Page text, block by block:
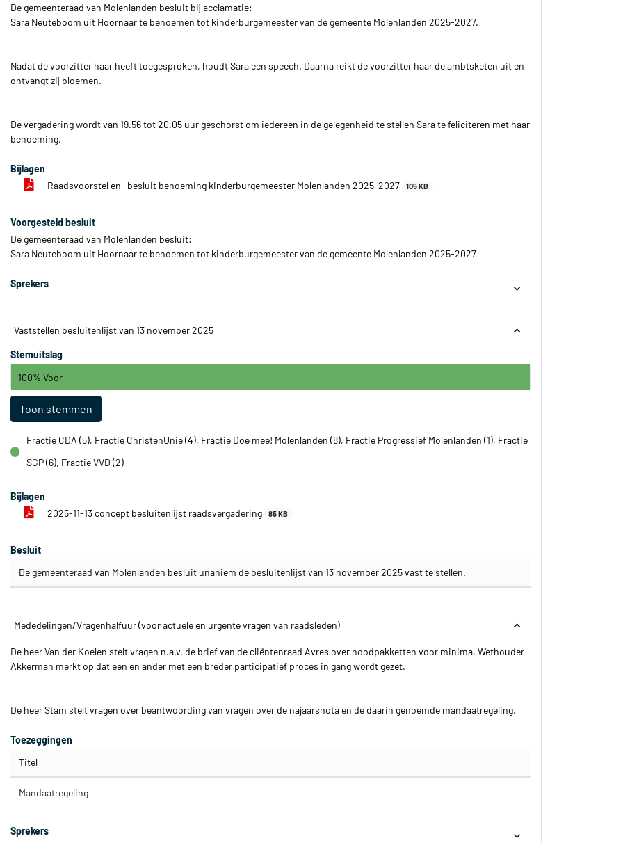
De gemeenteraad van Molenlanden besluit bij acclamatie:
Sara Neuteboom uit Hoornaar te benoemen tot kinderburgemeester van de gemeente Molenlanden 2025-2027.
Nadat de voorzitter haar heeft toegesproken, houdt Sara een speech. Daarna reikt de voorzitter haar de ambtsketen uit en
ontvangt zij bloemen.
De vergadering wordt van 19.56 tot 20.05 uur geschorst om iedereen in de gelegenheid te stellen Sara te feliciteren met haar
benoeming.
Bijlagen
Raadsvoorstel en -besluit benoeming kinderburgemeester Molenlanden 2025-2027
105 KB
Voorgesteld besluit
De gemeenteraad van Molenlanden besluit:
Sara Neuteboom uit Hoornaar te benoemen tot kinderburgemeester van de gemeente Molenlanden 2025-2027
Sprekers
Vaststellen besluitenlijst van 13 november 2025
Stemuitslag
100% Voor
Toon stemmen
voor
Fractie CDA (5), Fractie ChristenUnie (4), Fractie Doe mee! Molenlanden (8), Fractie Progressief Molenlanden (1), Fractie
SGP (6), Fractie VVD (2)
Bijlagen
2025-11-13 concept besluitenlijst raadsvergadering
85 KB
Besluit
De gemeenteraad van Molenlanden besluit unaniem de besluitenlijst van 13 november 2025 vast te stellen.
Mededelingen/Vragenhalfuur (voor actuele en urgente vragen van raadsleden)
De heer Van der Koelen stelt vragen n.a.v. de brief van de cliëntenraad Avres over noodpakketten voor minima. Wethouder
Akkerman merkt op dat een en ander met een breder participatief proces in gang wordt gezet.
De heer Stam stelt vragen over beantwoording van vragen over de najaarsnota en de daarin genoemde mandaatregeling.
Toezeggingen
Titel
Mandaatregeling
Sprekers